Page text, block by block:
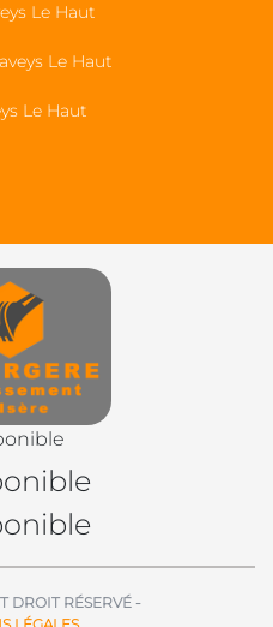
Le Haut
Le Haut
Le Haut
DROIT RÉSERVÉ -